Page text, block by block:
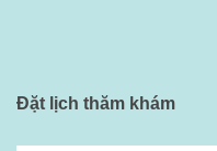
Đặt lịch thăm khám